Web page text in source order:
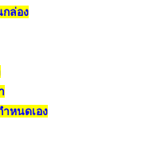
กล่อง
หนดเอง